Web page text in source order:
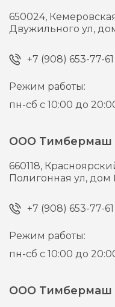
650024,
Двужильного ул,
+7 (908) 653-77-61
Режим работы:
пн-сб с 10:00 до
ООО Тимбермаш
660118,
Полигонная ул, дом
+7 (908) 653-77-61
Режим работы:
пн-сб с 10:00 до
ООО Тимбермаш